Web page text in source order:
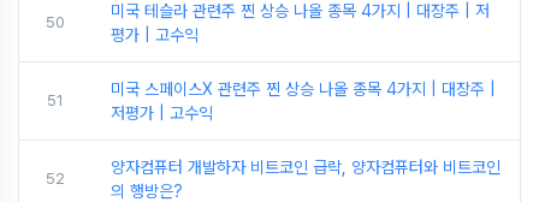
50
미국 테슬라 관련주 찐 상승 나올 종목 4가지 | 대장주 | 저
평가 | 고수익
51
미국 스페이스X 관련주 찐 상승 나올 종목 4가지 | 대장주 |
저평가 | 고수익
52
양자컴퓨터 개발하자 비트코인 급락, 양자컴퓨터와 비트코인
의 행방은?